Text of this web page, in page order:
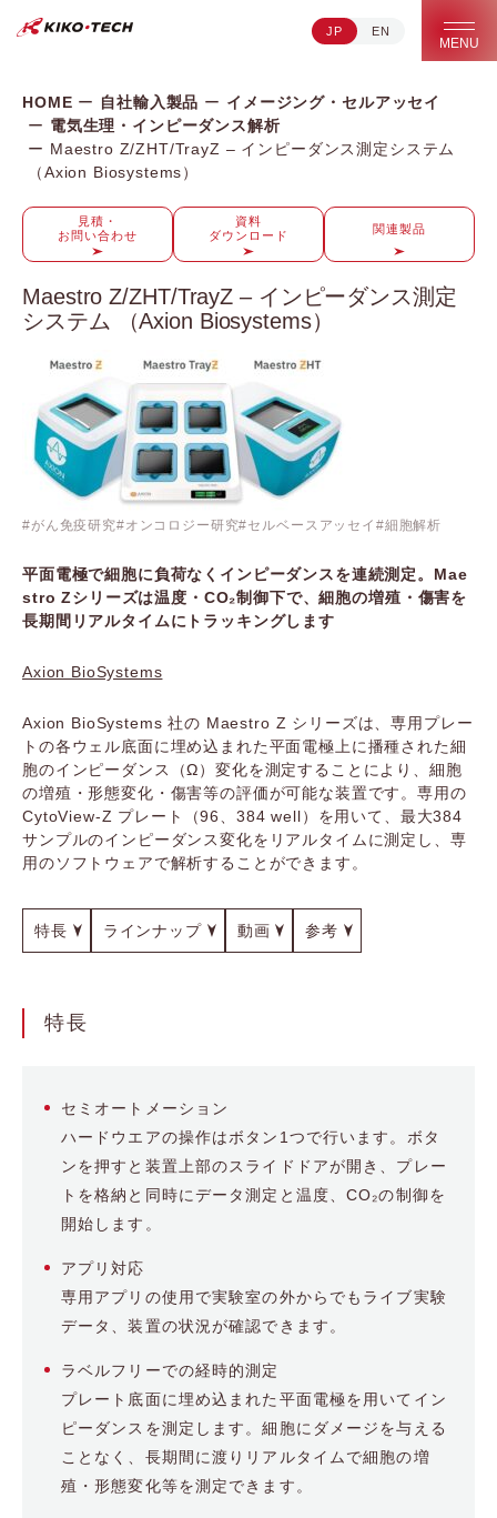
キコーテック株式会社 | ライフサイエンス研究への貢献
JP EN
MENU
HOME 自社輸入製品
イメージング・セルアッセイ
電気生理・インピーダンス解析
Maestro Z/ZHT/TrayZ – インピーダンス測定システム
（Axion Biosystems）
見積・
お問い合わせ
資料
ダウンロード
関連製品
Maestro Z/ZHT/TrayZ – インピーダンス測定
システム （Axion Biosystems）
がん免疫研究 オンコロジー研究 セルベースアッセイ 細胞解析
平面電極で細胞に負荷なくインピーダンスを連続測定。Mae
stro Zシリーズは温度・CO₂制御下で、細胞の増殖・傷害を
長期間リアルタイムにトラッキングします
Axion BioSystems
Axion BioSystems 社の Maestro Z シリーズは、専用プレー
トの各ウェル底面に埋め込まれた平面電極上に播種された細
胞のインピーダンス（Ω）変化を測定することにより、細胞
の増殖・形態変化・傷害等の評価が可能な装置です。専用の
CytoView-Z プレート（96、384 well）を用いて、最大384
サンプルのインピーダンス変化をリアルタイムに測定し、専
用のソフトウェアで解析することができます。
特長 ラインナップ 動画 参考
特長
セミオートメーション
ハードウエアの操作はボタン1つで行います。ボタ
ンを押すと装置上部のスライドドアが開き、プレー
トを格納と同時にデータ測定と温度、CO₂の制御を
開始します。
アプリ対応
専用アプリの使用で実験室の外からでもライブ実験
データ、装置の状況が確認できます。
ラベルフリーでの経時的測定
プレート底面に埋め込まれた平面電極を用いてイン
ピーダンスを測定します。細胞にダメージを与える
ことなく、長期間に渡りリアルタイムで細胞の増
殖・形態変化等を測定できます。